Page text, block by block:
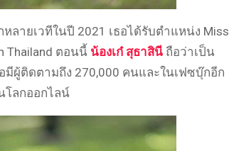
ลายเวทีในปี 2021 เธอได้รับตำแหน่ง Miss
Thailand ตอนนี้ น้องเก๋ สุธาสินี ถือว่าเป็น
มีผู้ติดตามถึง 270,000 คนและในเฟซบุ๊กอีก
โลกออกไลน์